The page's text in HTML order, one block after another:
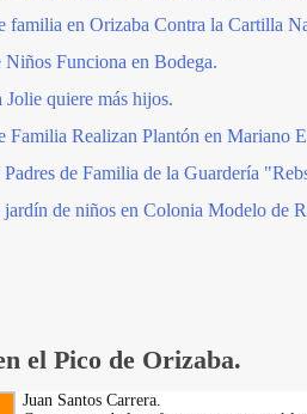
familia en Orizaba Contra la Cartilla
Niños Funciona en Bodega.
Jolie quiere más hijos.
Familia Realizan Plantón en Mariano
de Familia de la Guardería
jardín de niños en Colonia Modelo de
el Pico de Orizaba.
Juan Santos Carrera.